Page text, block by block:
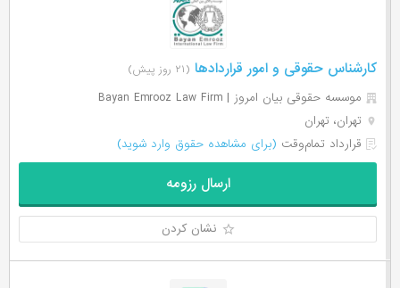
کارشناس حقوقی و امور قراردادها (۲۱ روز پیش)
موسسه حقوقی بیان امروز | Bayan Emrooz Law Firm
تهران، تهران
قرارداد تمام‌وقت (برای مشاهده حقوق وارد شوید)
ارسال رزومه
نشان کردن